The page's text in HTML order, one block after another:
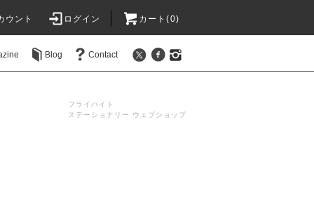
ウント ログイン カート(0)
Blog Contact
フライハイト
ステーショナリー ウェブショップ